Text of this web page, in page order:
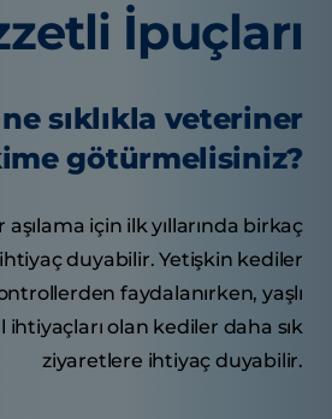
İpuçları
sıklıkla veteriner
götürmelisiniz?
için ilk yıllarında birkaç
duyabilir. Yetişkin kediler
faydalanırken, yaşlı
ihtiyaçları olan kediler daha sık
ziyaretlere ihtiyaç duyabilir.